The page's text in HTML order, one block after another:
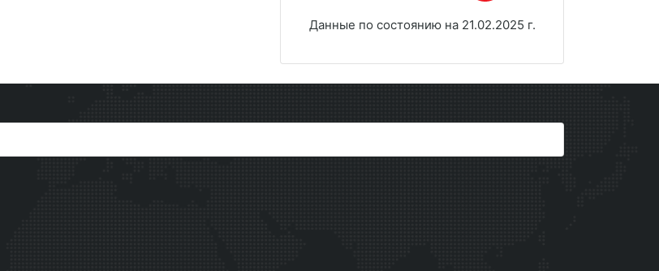
Данные по состоянию на 21.02.2025 г.